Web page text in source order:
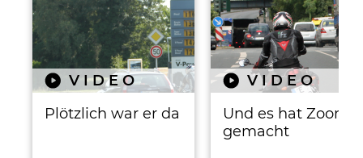
VIDEO
Plötzlich war er da
VIDEO
Und es hat Zoom
gemacht